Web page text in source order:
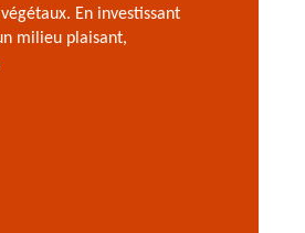
En investissant
milieu plaisant,